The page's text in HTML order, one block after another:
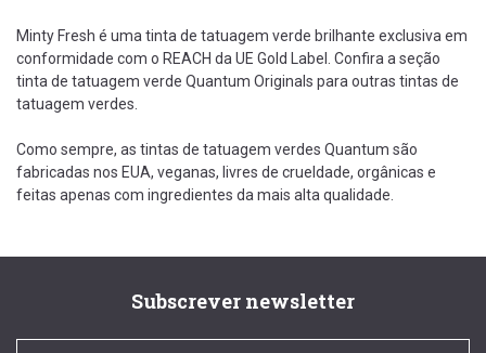
Minty Fresh é uma tinta de tatuagem verde brilhante exclusiva em
conformidade com o REACH da UE Gold Label. Confira a seção
tinta de tatuagem verde Quantum Originals para outras tintas de
tatuagem verdes.
Como sempre, as tintas de tatuagem verdes Quantum são
fabricadas nos EUA, veganas, livres de crueldade, orgânicas e
feitas apenas com ingredientes da mais alta qualidade.
Subscrever newsletter